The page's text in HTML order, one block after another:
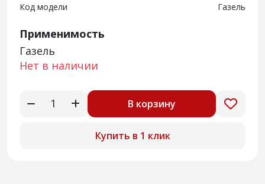
Код модели Газель
Применимость
Газель
Нет в наличии
В корзину
Купить в 1 клик